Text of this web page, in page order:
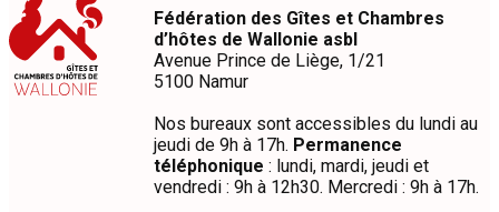
Fédération des Gîtes et Chambres
d’hôtes de Wallonie asbl
Avenue Prince de Liège, 1/21
5100 Namur
Nos bureaux sont accessibles du lundi au
jeudi de 9h à 17h. Permanence
téléphonique : lundi, mardi, jeudi et
vendredi : 9h à 12h30. Mercredi : 9h à 17h.